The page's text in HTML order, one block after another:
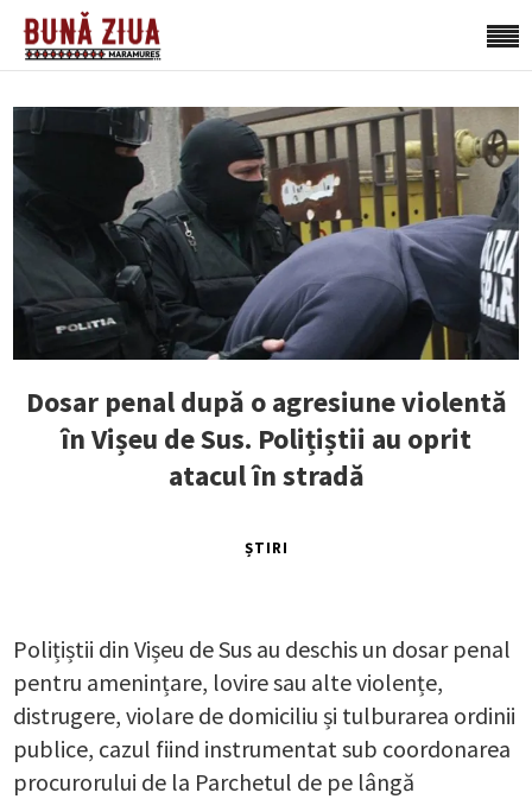
Dosar penal după o agresiune violentă
în Vișeu de Sus. Polițiștii au oprit
atacul în stradă
ȘTIRI
Polițiștii din Vișeu de Sus au deschis un dosar penal
pentru amenințare, lovire sau alte violențe,
distrugere, violare de domiciliu și tulburarea ordinii
publice, cazul fiind instrumentat sub coordonarea
procurorului de la Parchetul de pe lângă